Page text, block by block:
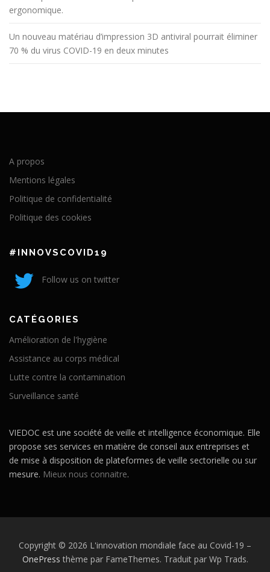
ergonomique.
Un nouveau matériau d’impression 3D antiviral pourrait éliminer
70 % du virus COVID-19 en deux minutes
A propos
Mentions légales
Politique de confidentialité
Politique des cookies
#INNOVSCOVID19
Follow us on twitter
CATÉGORIES
Amélioration de l'hygiène
Assistance au corps médical
Lutte contre la contamination
Surveillance santé
VIEDOC est une société de veille et intelligence économique. Elle
propose ses services en matière de conseil aux entreprises et
de mise à disposition de plateformes de veille sectorielle ou sur
mesure. Mieux nous connaitre.
Copyright © 2026 L'innovation mondiale face au Covid-19 –
OnePress thème par FameThemes. Traduit par Wp Trads.